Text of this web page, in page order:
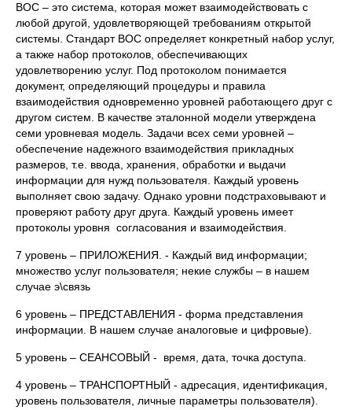
ВОС – это система, которая может взаимодействовать с
любой другой, удовлетворяющей требованиям открытой
системы. Стандарт ВОС определяет конкретный набор услуг,
а также набор протоколов, обеспечивающих
удовлетворению услуг. Под протоколом понимается
документ, определяющий процедуры и правила
взаимодействия одновременно уровней работающего друг с
другом систем. В качестве эталонной модели утверждена
семи уровневая модель. Задачи всех семи уровней –
обеспечение надежного взаимодействия прикладных
размеров, т.е. ввода, хранения, обработки и выдачи
информации для нужд пользователя. Каждый уровень
выполняет свою задачу. Однако уровни подстраховывают и
проверяют работу друг друга. Каждый уровень имеет
протоколы уровня согласования и взаимодействия.
7 уровень – ПРИЛОЖЕНИЯ. - Каждый вид информации;
множество услуг пользователя; некие службы – в нашем
случае э\связь
6 уровень – ПРЕДСТАВЛЕНИЯ - форма представления
информации. В нашем случае аналоговые и цифровые).
5 уровень – СЕАНСОВЫЙ - время, дата, точка доступа.
4 уровень – ТРАНСПОРТНЫЙ - адресация, идентификация,
уровень пользователя, личные параметры пользователя).